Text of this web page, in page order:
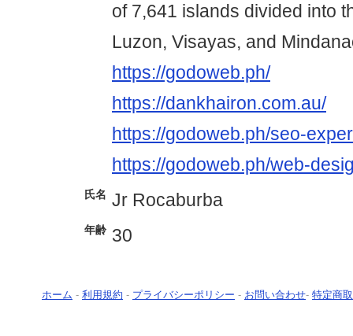
of 7,641 islands divided into
Luzon, Visayas, and
https://godoweb.ph/
https://dankhairon.com.au/
https://godoweb.ph/seo-
https://godoweb.ph/web-
氏名 Jr Rocaburba
年齢 30
ホーム - 利用規約 - プライバシーポリシー - お問い合わせ- 特定商